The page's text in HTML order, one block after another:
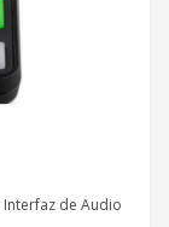
Interfaz de Audio